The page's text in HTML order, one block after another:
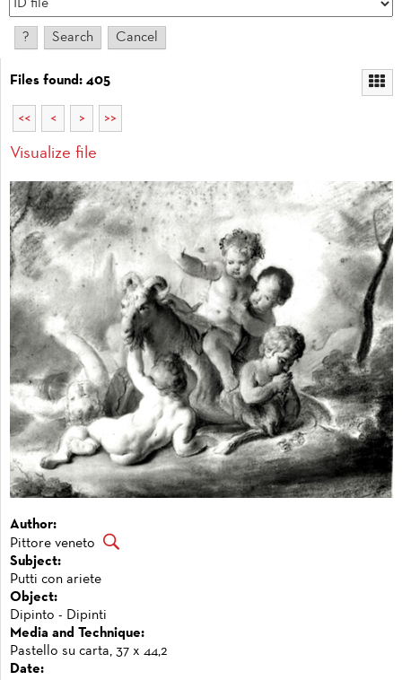
Files found: 405
<< < > >>
Visualize file
Author:
Pittore veneto
Subject:
Putti con ariete
Object:
Dipinto - Dipinti
Media and Technique:
Pastello su carta, 37 x 44,2
Date: